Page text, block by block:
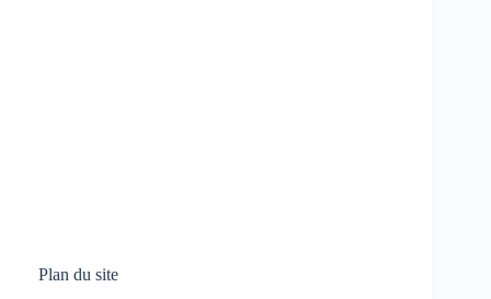
Plan du site